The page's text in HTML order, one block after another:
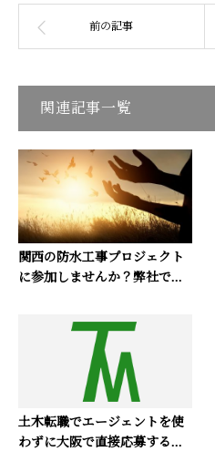
関連記事一覧
関西の防水工事プロジェクト
に参加しませんか？弊社で...
土木転職でエージェントを使
わずに大阪で直接応募する...